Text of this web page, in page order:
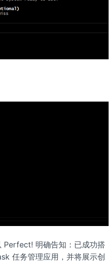
Perfect! 明确告知：已成功搭
任务管理应用，并将展示创